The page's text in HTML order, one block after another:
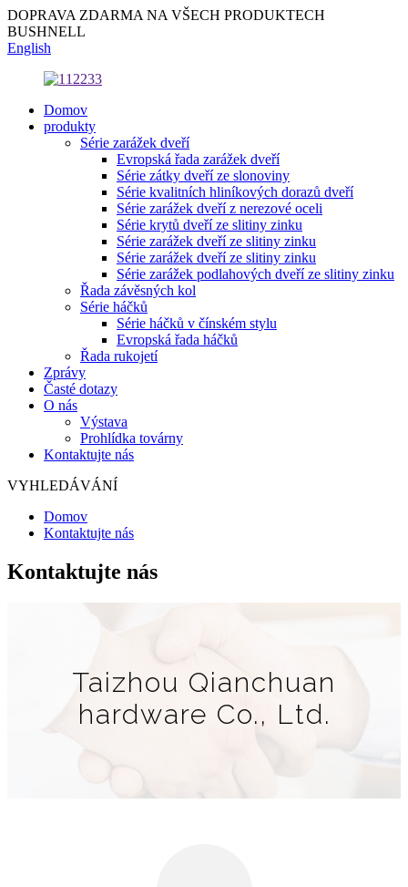
DOPRAVA ZDARMA NA VŠECH PRODUKTECH
BUSHNELL
English
Domov
produkty
Série zarážek dveří
Evropská řada zarážek dveří
Série zátky dveří ze slonoviny
Série kvalitních hliníkových dorazů dveří
Série zarážek dveří z nerezové oceli
Série krytů dveří ze slitiny zinku
Série zarážek dveří ze slitiny zinku
Série zarážek dveří ze slitiny zinku
Série zarážek podlahových dveří ze slitiny zinku
Řada závěsných kol
Série háčků
Série háčků v čínském stylu
Evropská řada háčků
Řada rukojetí
Zprávy
Časté dotazy
O nás
Výstava
Prohlídka továrny
Kontaktujte nás
VYHLEDÁVÁNÍ
Domov
Kontaktujte nás
Kontaktujte nás
Taizhou Qianchuan
hardware Co., Ltd.